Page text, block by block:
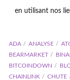
en utilisant nos
ADA ANALYSE
BEARMARKET
BITCOINDOWN
CHAINLINK
CHUTE